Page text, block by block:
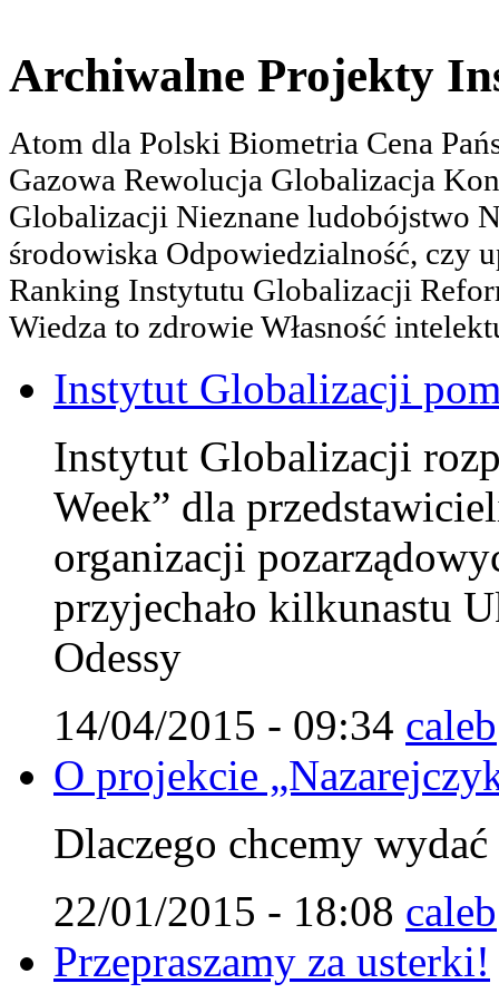
Archiwalne Projekty
Atom dla Polski Biometria Cena
Gazowa Rewolucja Globalizacja
Globalizacji Nieznane ludobójstwo
środowiska Odpowiedzialność, czy
Ranking Instytutu Globalizacji
Wiedza to zdrowie Własność
Instytut Globalizacji
Instytut Globalizacji
Week” dla
organizacji
przyjechało kilkunastu
Odessy
14/04/2015 - 09:34 caleb
O projekcie
Dlaczego chcemy wydać
22/01/2015 - 18:08 caleb
Przepraszamy za usterki!